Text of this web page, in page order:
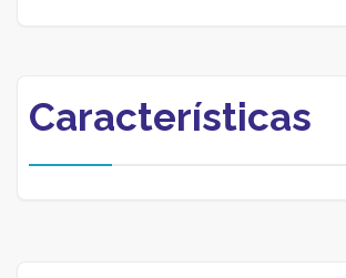
Características